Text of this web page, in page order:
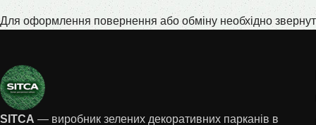
Для оформлення повернення або обміну необхідно
SITCA — виробник зелених декоративних парканів в